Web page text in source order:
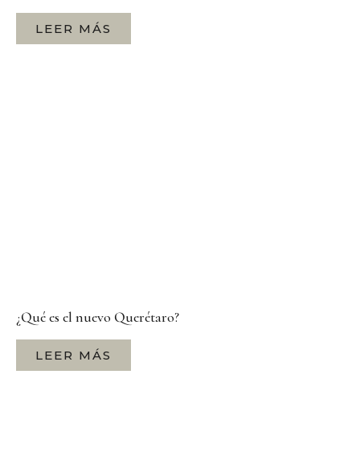
LEER MÁS
¿Qué es el nuevo Querétaro?
LEER MÁS